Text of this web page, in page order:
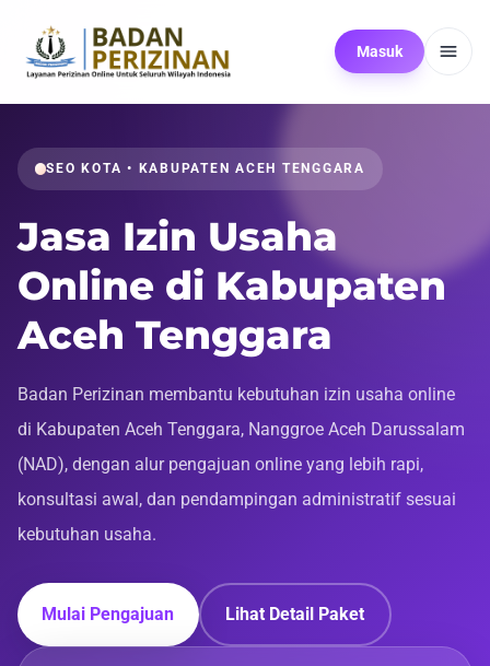
Masuk
SEO KOTA • KABUPATEN ACEH TENGGARA
Jasa Izin Usaha
Online di Kabupaten
Aceh Tenggara
Badan Perizinan membantu kebutuhan izin usaha online
di Kabupaten Aceh Tenggara, Nanggroe Aceh Darussalam
(NAD), dengan alur pengajuan online yang lebih rapi,
konsultasi awal, dan pendampingan administratif sesuai
kebutuhan usaha.
Mulai Pengajuan Lihat Detail Paket